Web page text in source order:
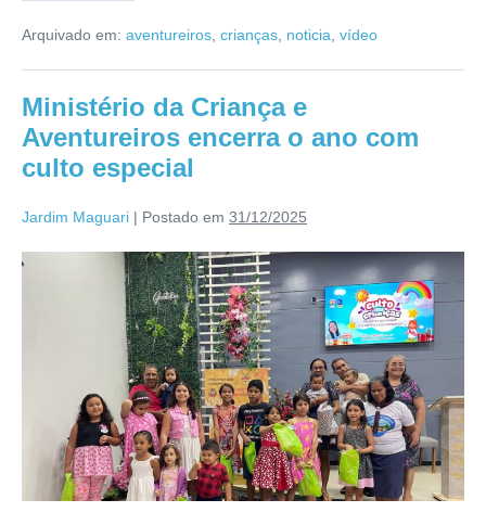
Arquivado em: aventureiros, crianças, noticia, vídeo
Ministério da Criança e
Aventureiros encerra o ano com
culto especial
Jardim Maguari | Postado em 31/12/2025